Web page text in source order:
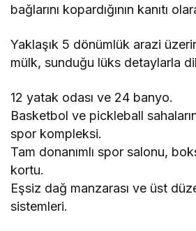
bağlarını kopardığının kanıtı
Yaklaşık 5 dönümlük arazi
mülk, sunduğu lüks detaylarla
12 yatak odası ve 24 banyo.
Basketbol ve pickleball
spor kompleksi.
Tam donanımlı spor salonu,
kortu.
Eşsiz dağ manzarası ve üst
sistemleri.